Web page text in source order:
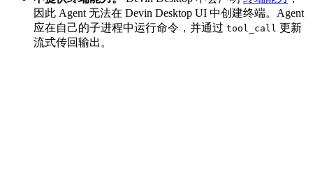
因此 Agent 无法在 Devin Desktop UI 中创建终端。Agent
应在自己的子进程中运行命令，并通过 tool_call 更新
流式传回输出。